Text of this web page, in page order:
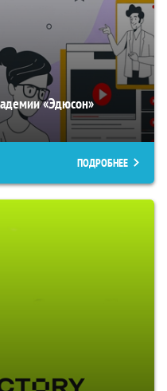
«Эдюсон»
ПОДРОБНЕЕ